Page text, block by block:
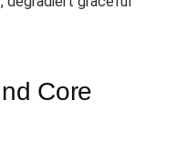
Core